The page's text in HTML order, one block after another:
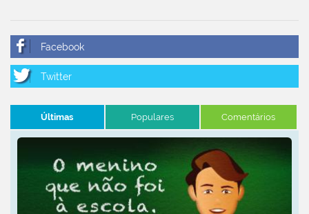
Últimas Populares Comentários